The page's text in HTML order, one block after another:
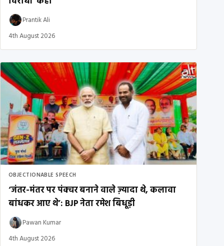
Prantik Ali
4th August 2026
OBJECTIONABLE SPEECH
‘जंतर-मंतर पर पंक्चर बनाने वाले ज़्यादा थे, कलावा
बांधकर आए थे’: BJP नेता रमेश बिधूड़ी
Pawan Kumar
4th August 2026